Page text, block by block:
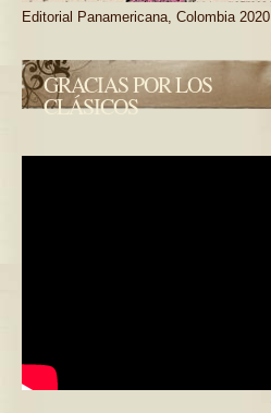
Editorial Panamericana, Colombia 2020
GRACIAS POR LOS
CLÁSICOS